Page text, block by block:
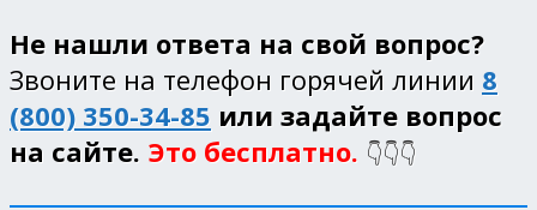
Не нашли ответа на свой вопрос?
Звоните на телефон горячей линии 8
(800) 350-34-85 или задайте вопрос
на сайте. Это бесплатно. 👇👇👇